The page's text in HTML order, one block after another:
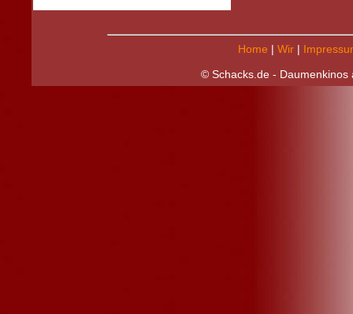
Home | Wir|
© Schacks.de - Daumenkinos